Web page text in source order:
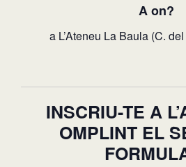
A on?
a L’Ateneu La Baula (C.
INSCRIU-TE A
OMPLINT EL